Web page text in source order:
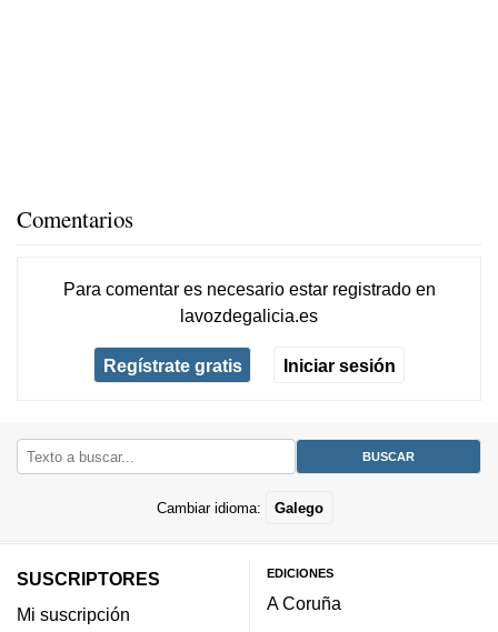
Comentarios
Para comentar es necesario estar registradoen
lavozdegalicia.es
Regístrate gratis Iniciar sesión
Cambiar idioma: Galego
SUSCRIPTORES
Mi suscripción
EDICIONES
A Coruña